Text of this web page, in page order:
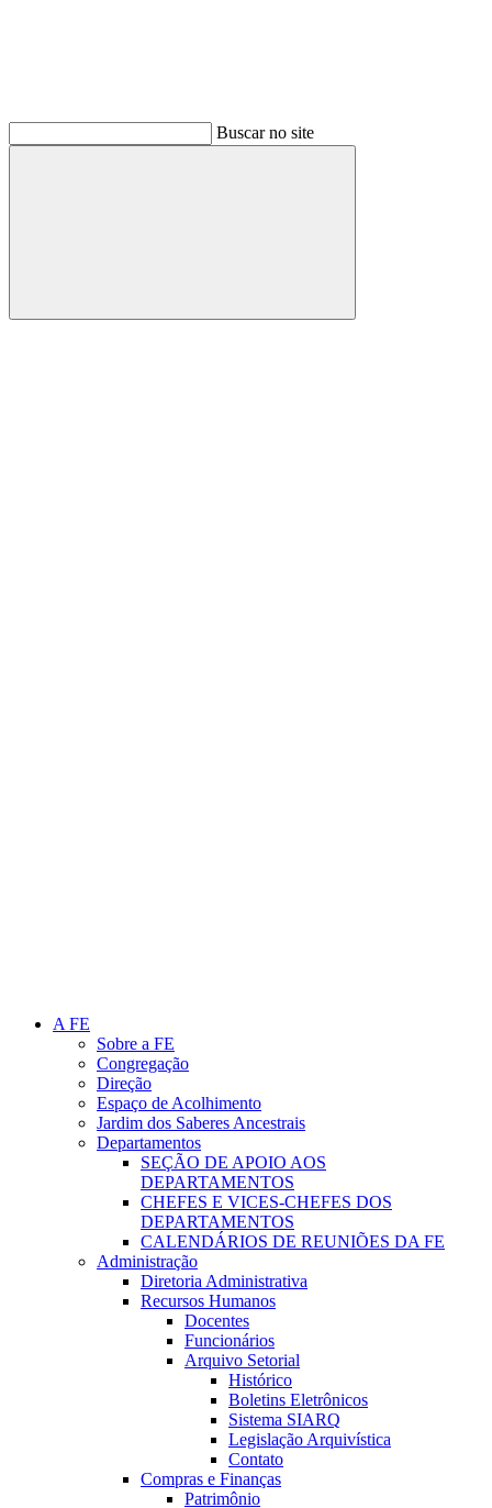
Buscar no site
Buscar
A FE
Sobre a FE
Congregação
Direção
Espaço de Acolhimento
Jardim dos Saberes Ancestrais
Departamentos
SEÇÃO DE APOIO AOS
DEPARTAMENTOS
CHEFES E VICES-CHEFES DOS
DEPARTAMENTOS
CALENDÁRIOS DE REUNIÕES DA FE
Administração
Diretoria Administrativa
Recursos Humanos
Docentes
Funcionários
Arquivo Setorial
Histórico
Boletins Eletrônicos
Sistema SIARQ
Legislação Arquivística
Contato
Compras e Finanças
Patrimônio